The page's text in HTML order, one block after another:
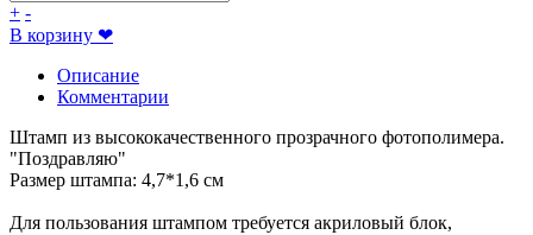
+ -
В корзину ❤
Описание
Комментарии
Штамп из высококачественного прозрачного фотополимера.
"Поздравляю"
Размер штампа: 4,7*1,6 см
Для пользования штампом требуется акриловый блок,